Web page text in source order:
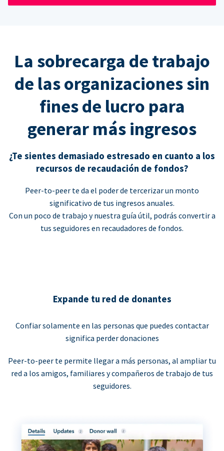
La sobrecarga de trabajo
de las organizaciones sin
fines de lucro para
generar más ingresos
¿Te sientes demasiado estresado en cuanto a los
recursos de recaudación de fondos?
Peer-to-peer te da el poder de tercerizar un monto
significativo de tus ingresos anuales.
Con un poco de trabajo y nuestra guía útil, podrás convertir a
tus seguidores en recaudadores de fondos.
Expande tu red de donantes
Confiar solamente en las personas que puedes contactar
significa perder donaciones
Peer-to-peer te permite llegar a más personas, al ampliar tu
red a los amigos, familiares y compañeros de trabajo de tus
seguidores.